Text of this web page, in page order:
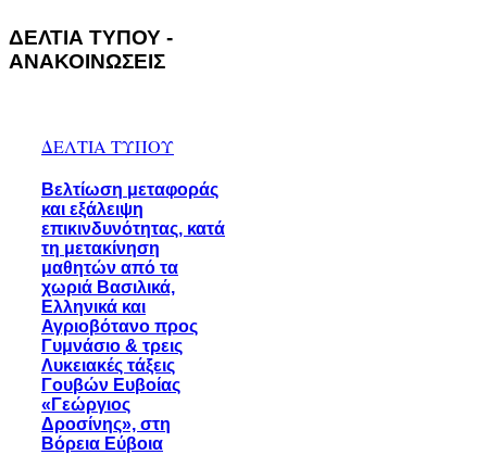
ΔΕΛΤΙΑ ΤΥΠΟΥ -
ΑΝΑΚΟΙΝΩΣΕΙΣ
ΔΕΛΤΙΑ ΤΥΠΟΥ
Βελτίωση μεταφοράς
και εξάλειψη
επικινδυνότητας, κατά
τη μετακίνηση
μαθητών από τα
χωριά Βασιλικά,
Ελληνικά και
Αγριοβότανο προς
Γυμνάσιο & τρεις
Λυκειακές τάξεις
Γουβών Ευβοίας
«Γεώργιος
Δροσίνης», στη
Βόρεια Εύβοια